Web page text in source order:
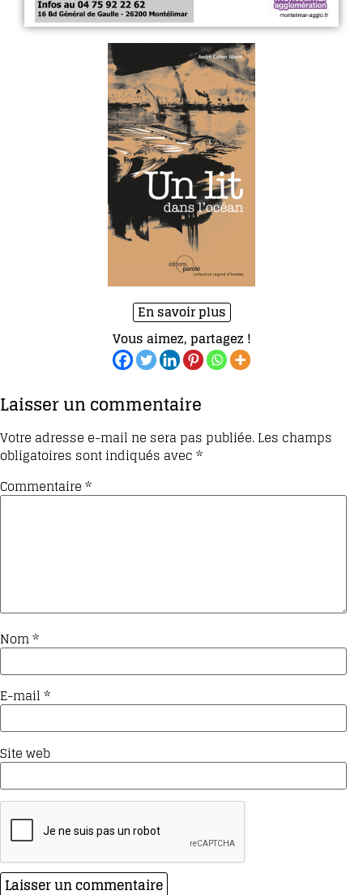
En savoir plus
Vous aimez, partagez !
Laisser un commentaire
Votre adresse e-mail ne sera pas publiée.Les champs
obligatoires sont indiqués avec*
Commentaire*
Nom*
E-mail*
Site web